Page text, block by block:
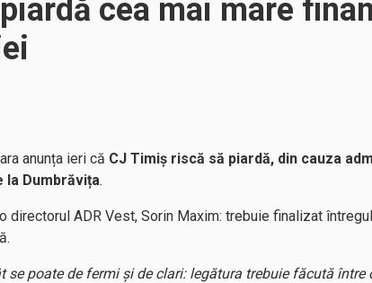
cea mai mare
anunța ieri că CJ Timiș riscă să piardă, din cauza
la Dumbrăvița.
directorul ADR Vest, Sorin Maxim: trebuie finalizat
se poate de fermi și de clari: legătura trebuie făcută